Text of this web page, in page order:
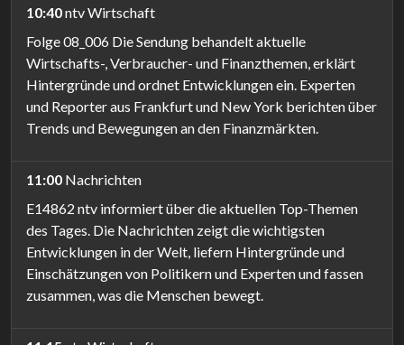
10:40ntv Wirtschaft
Folge 08_006 Die Sendung behandelt aktuelle
Wirtschafts-, Verbraucher- und Finanzthemen, erklärt
Hintergründe und ordnet Entwicklungen ein. Experten
und Reporter aus Frankfurt und New York berichten über
Trends und Bewegungen an den Finanzmärkten.
11:00 Nachrichten
E14862 ntv informiert über die aktuellen Top-Themen
des Tages. Die Nachrichten zeigt die wichtigsten
Entwicklungen in der Welt, liefern Hintergründe und
Einschätzungen von Politikern und Experten und fassen
zusammen, was die Menschen bewegt.